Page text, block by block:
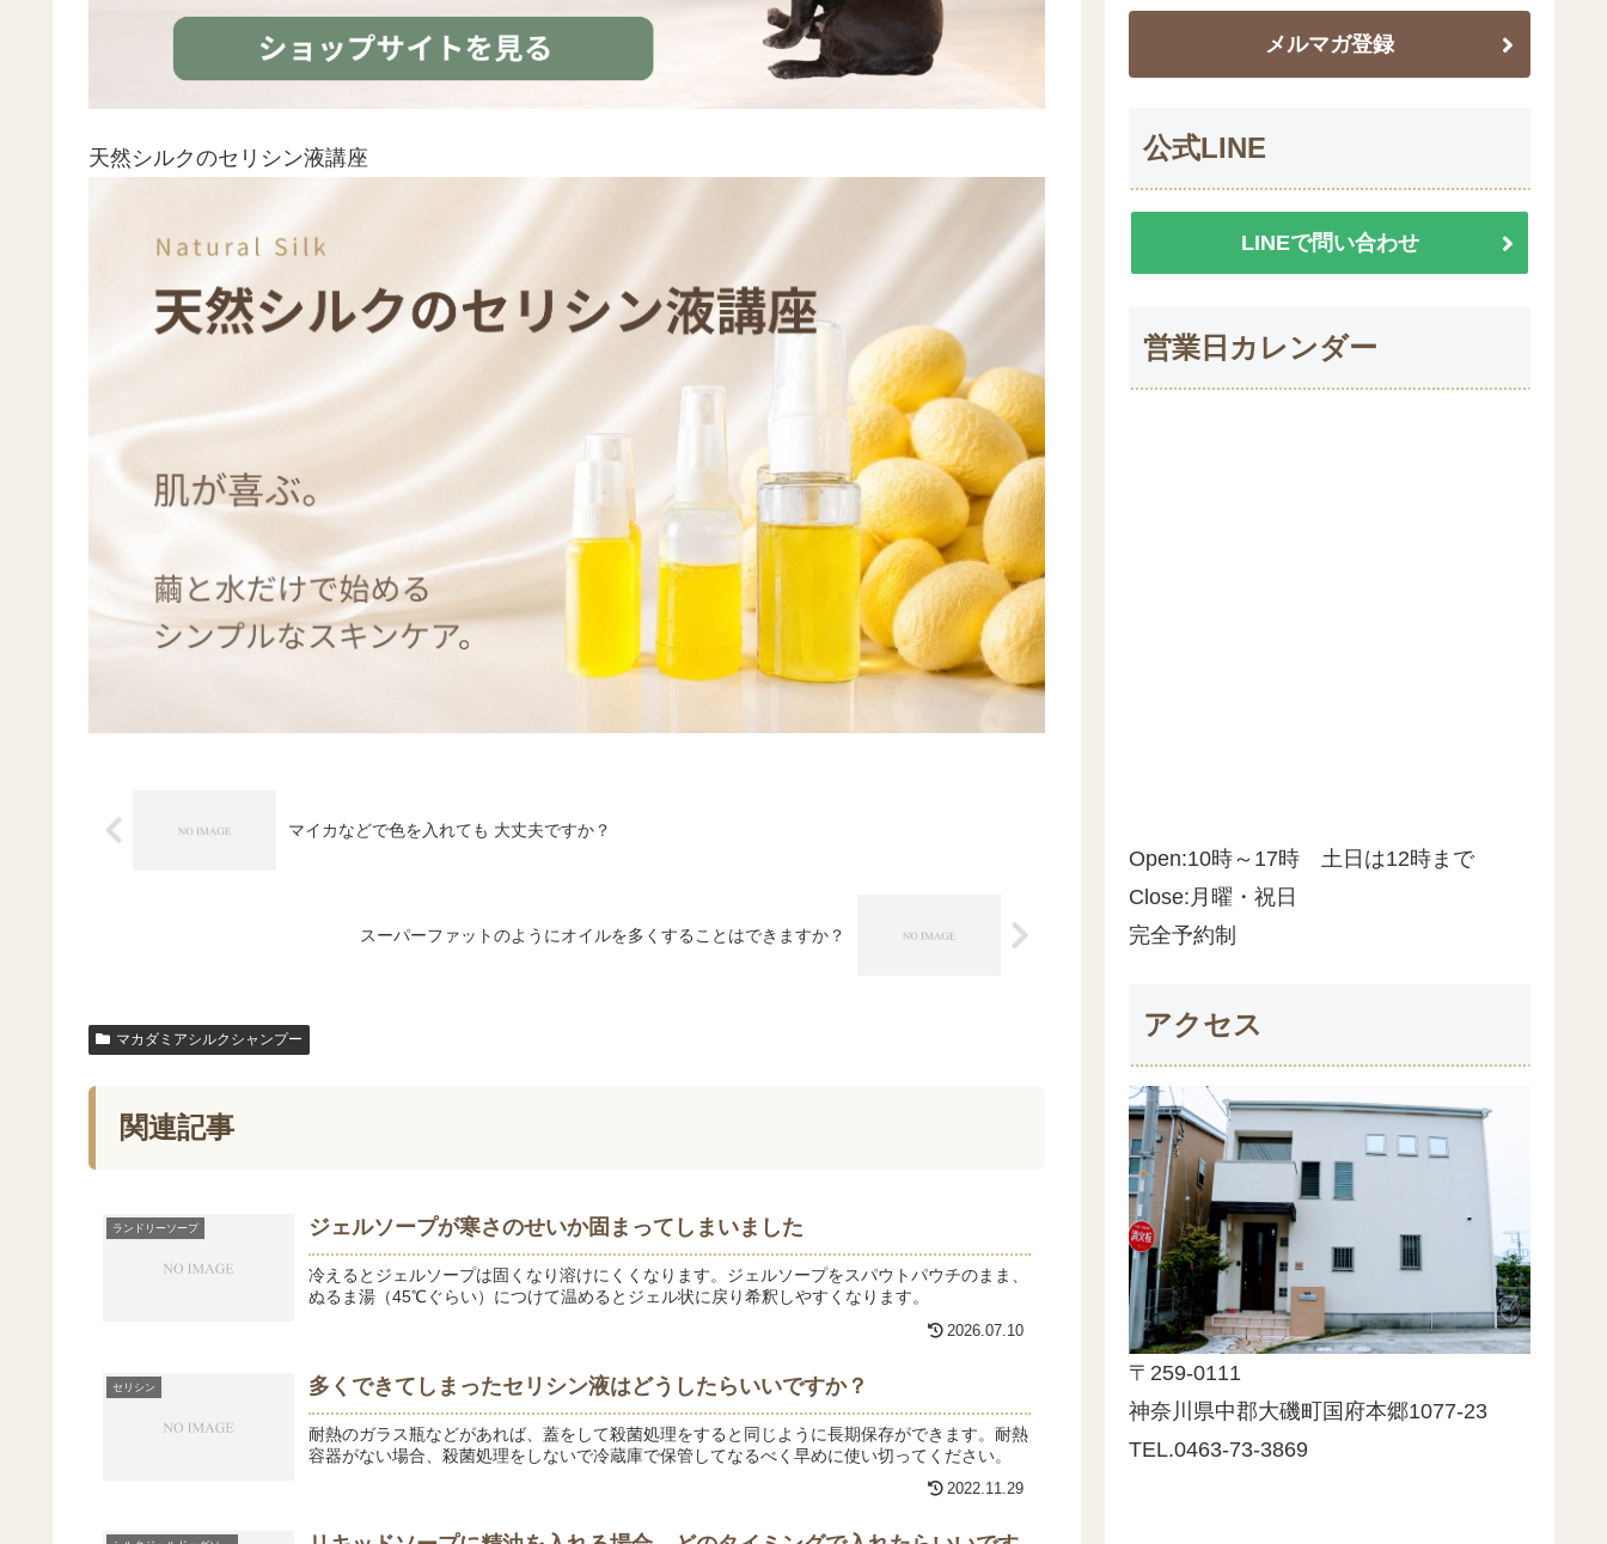
天然シルクのセリシン液講座
マイカなどで色を入れても 大丈夫ですか？
スーパーファットのようにオイルを多くすることはできますか？
マカダミアシルクシャンプー
関連記事
ランドリーソープ ジェルソープが寒さのせいか固まってしまいました
冷えるとジェルソープは固くなり溶けにくくなります。ジェルソープをスパウトパウチのまま、
ぬるま湯（45℃ぐらい）につけて温めるとジェル状に戻り希釈しやすくなります。
2026.07.10
セリシン 多くできてしまったセリシン液はどうしたらいいですか？
耐熱のガラス瓶などがあれば、蓋をして殺菌処理をすると同じように長期保存ができます。耐熱
容器がない場合、殺菌処理をしないで冷蔵庫で保管してなるべく早めに使い切ってください。
2022.11.29
メルマガ登録
公式LINE
LINEで問い合わせ
営業日カレンダー
Open:10時～17時 土日は12時まで
Close:月曜・祝日
完全予約制
アクセス
〒259-0111
神奈川県中郡大磯町国府本郷1077-23
TEL.0463-73-3869